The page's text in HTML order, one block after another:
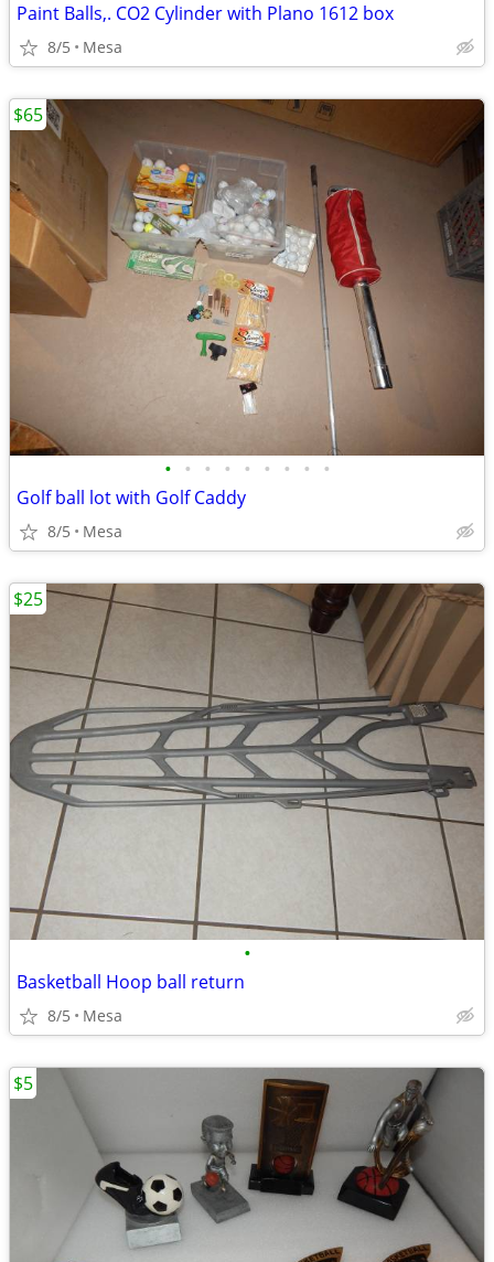
Paint Balls,. CO2 Cylinder with Plano 1612 box
8/5 Mesa
• • • • • • • • •
Golf ball lot with Golf Caddy
8/5 Mesa
$65
•
Basketball Hoop ball return
8/5 Mesa
$25
$5